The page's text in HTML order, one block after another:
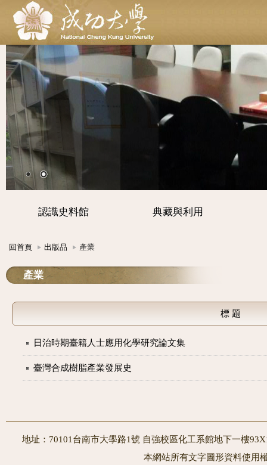
認識史料館 典藏與利用
回首頁 出版品 產業
產業
標 題
日治時期臺籍人士應用化學研究論文集
臺灣合成樹脂產業發展史
地址：70101台南市大學路1號 自強校區化工系館地下一樓
本網站所有文字圖形資料使用